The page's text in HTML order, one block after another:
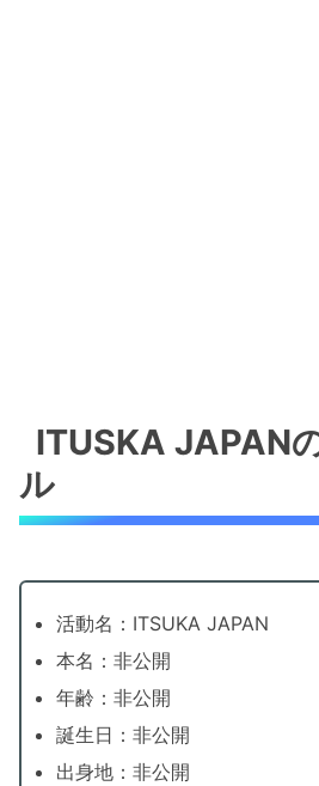
ITUSKA JAPAN
ル
活動名：ITSUKA JAPAN
本名：非公開
年齢：非公開
誕生日：非公開
出身地：非公開